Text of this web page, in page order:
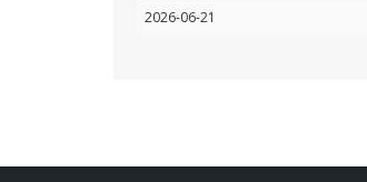
2026-06-21